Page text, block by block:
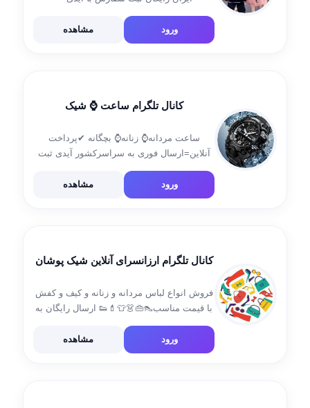
ورود
مشاهده
کانال تلگرام ساعت ⌚️ شیک
ساعت مردانه⌚️ زنانه⌚️ بچگانه ✔پرداخت
آنلاین=ارسال فوری به سراسرکشور آیدی ثبت
ورود
مشاهده
کانال تلگرام ارزانسرای آنلاین شیک پوشان
فروش انواع لباس مردانه و زنانه و کیف و کفش
با قیمت مناسب👠👜👗👕💄👟 ارسال رایگان به
هم داریم 💎 برای خرید و سفارش به آیدی زیر
پیام […]
ورود مشاهده